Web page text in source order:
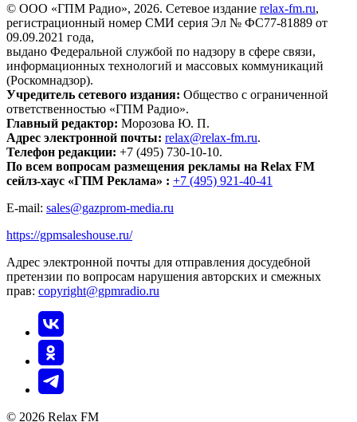
© ООО «ГПМ Радио», 2026. Сетевое издание relax-fm.ru,
регистрационный номер СМИ серия Эл № ФС77-81889 от
09.09.2021 года,
выдано Федеральной службой по надзору в сфере связи,
информационных технологий и массовых коммуникаций
(Роскомнадзор).
Учредитель сетевого издания: Общество с ограниченной
ответственностью «ГПМ Радио».
Главный редактор: Морозова Ю. П.
Адрес электронной почты: relax@relax-fm.ru.
Телефон редакции: +7 (495) 730-10-10.
По всем вопросам размещения рекламы на Relax FM
сейлз-хаус «ГПМ Реклама» : +7 (495) 921-40-41
E-mail: sales@gazprom-media.ru
https://gpmsaleshouse.ru/
Адрес электронной почты для отправления досудебной
претензии по вопросам нарушения авторских и смежных
прав: copyright@gpmradio.ru
© 2026 Relax FM